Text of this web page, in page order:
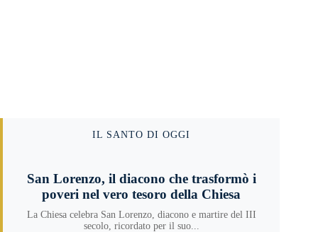
IL SANTO DI OGGI
San Lorenzo, il diacono che trasformò i
poveri nel vero tesoro della Chiesa
La Chiesa celebra San Lorenzo, diacono e martire del III
secolo, ricordato per il suo...